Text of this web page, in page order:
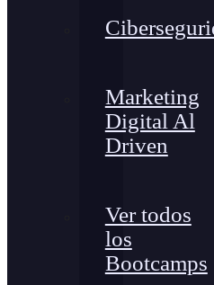
Marketing
Digital Al
Driven
Ver todos
los
Bootcamps